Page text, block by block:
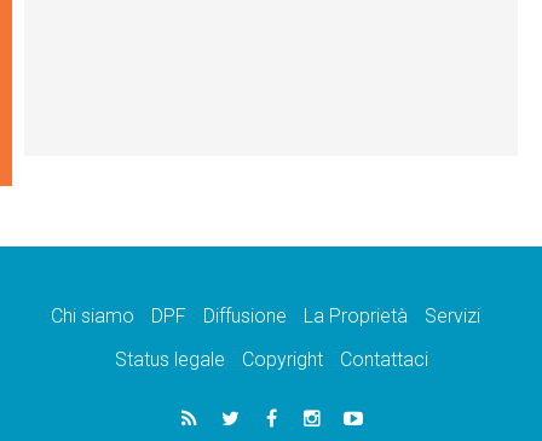
Chi siamo DPF Diffusione La Proprietà
Servizi
Status legale
Copyright Contattaci